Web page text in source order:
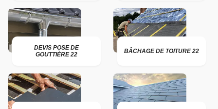
DEVIS POSE DE
GOUTTIÈRE 22
BÂCHAGE DE TOITURE 22